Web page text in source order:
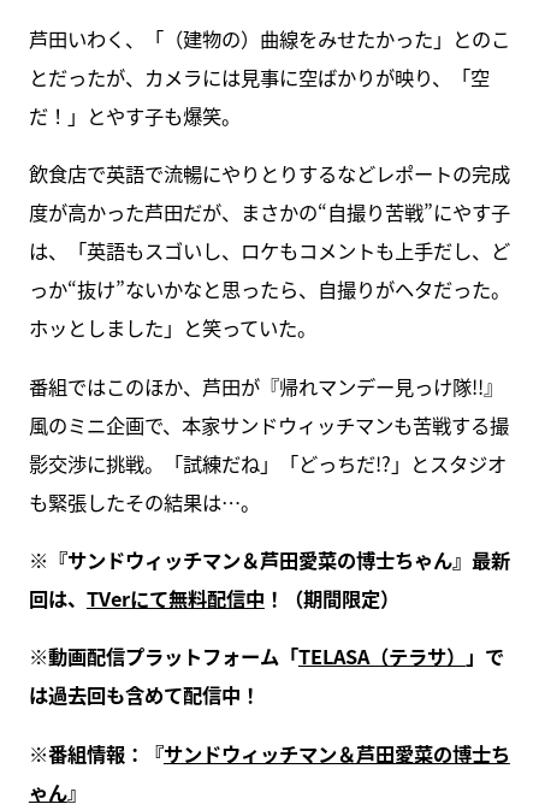
芦田いわく、「（建物の）曲線をみせたかった」とのこ
とだったが、カメラには見事に空ばかりが映り、「空
だ！」とやす子も爆笑。
飲食店で英語で流暢にやりとりするなどレポートの完成
度が高かった芦田だが、まさかの“自撮り苦戦”にやす子
は、「英語もスゴいし、ロケもコメントも上手だし、ど
っか“抜け”ないかなと思ったら、自撮りがヘタだった。
ホッとしました」と笑っていた。
番組ではこのほか、芦田が『帰れマンデー見っけ隊!!』
風のミニ企画で、本家サンドウィッチマンも苦戦する撮
影交渉に挑戦。「試練だね」「どっちだ!?」とスタジオ
も緊張したその結果は…。
※『サンドウィッチマン＆芦田愛菜の博士ちゃん』最新
回は、 TVerにて無料配信中 ！（期間限定）
※動画配信プラットフォーム「TELASA（テラサ） 」で
は過去回も含めて配信中！
※番組情報：『サンドウィッチマン＆芦田愛菜の博士ち
ゃん』